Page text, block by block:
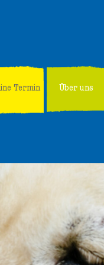
Termin Über uns